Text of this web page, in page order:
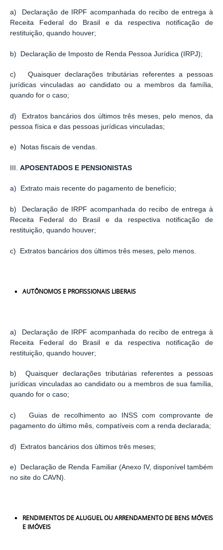
a) Declaração de IRPF acompanhada do recibo de entrega à
Receita Federal do Brasil e da respectiva notificação de
restituição, quando houver;
b) Declaração de Imposto de Renda Pessoa Jurídica (IRPJ);
c) Quaisquer declarações tributárias referentes a pessoas
jurídicas vinculadas ao candidato ou a membros da família,
quando for o caso;
d) Extratos bancários dos últimos três meses, pelo menos, da
pessoa física e das pessoas jurídicas vinculadas;
e) Notas fiscais de vendas.
APOSENTADOS E PENSIONISTAS
a) Extrato mais recente do pagamento de benefício;
b) Declaração de IRPF acompanhada do recibo de entrega à
Receita Federal do Brasil e da respectiva notificação de
restituição, quando houver;
c) Extratos bancários dos últimos três meses, pelo menos.
AUTÔNOMOS E PROFISSIONAIS LIBERAIS
a) Declaração de IRPF acompanhada do recibo de entrega à
Receita Federal do Brasil e da respectiva notificação de
restituição, quando houver;
b) Quaisquer declarações tributárias referentes a pessoas
jurídicas vinculadas ao candidato ou a membros de sua família,
quando for o caso;
c) Guias de recolhimento ao INSS com comprovante de
pagamento do último mês, compatíveis com a renda declarada;
d) Extratos bancários dos últimos três meses;
e) Declaração de Renda Familiar (Anexo IV, disponível também
no site do CAVN).
RENDIMENTOS DE ALUGUEL OU ARRENDAMENTO DE BENS MÓVEIS
E IMÓVEIS